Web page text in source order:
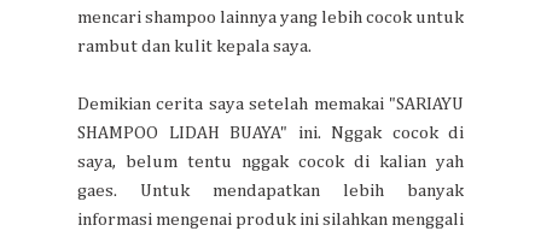
mencari shampoo lainnya yang lebih cocok untuk
rambut dan kulit kepala saya.
Demikian cerita saya setelah memakai "SARIAYU
SHAMPOO LIDAH BUAYA" ini. Nggak cocok di
saya, belum tentu nggak cocok di kalian yah
gaes. Untuk mendapatkan lebih banyak
informasi mengenai produk ini silahkan menggali